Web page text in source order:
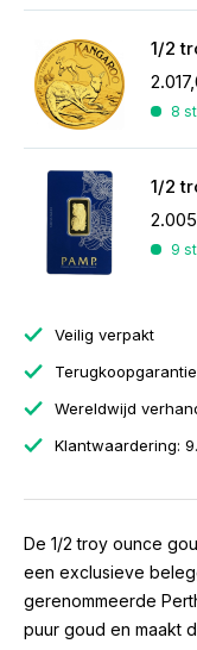
8
1/2
9
Veilig verpakt
Terugkoopgarantie
Wereldwijd
Klantwaardering:
De 1/2 troy ounce
een exclusieve
gerenommeerde
puur goud en maakt